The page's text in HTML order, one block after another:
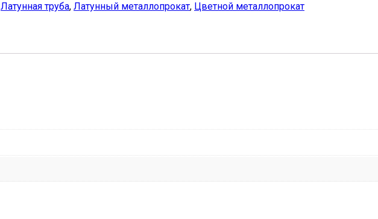
Латунная труба, Латунный металлопрокат, Цветной металлопрокат